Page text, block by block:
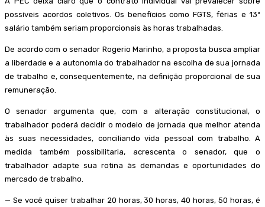
possíveis acordos coletivos. Os benefícios como FGTS, férias e 13º
salário também seriam proporcionais às horas trabalhadas.
De acordo com o senador Rogerio Marinho, a proposta busca ampliar
a liberdade e a autonomia do trabalhador na escolha de sua jornada
de trabalho e, consequentemente, na definição proporcional de sua
remuneração.
O senador argumenta que, com a alteração constitucional, o
trabalhador poderá decidir o modelo de jornada que melhor atenda
às suas necessidades, conciliando vida pessoal com trabalho. A
medida também possibilitaria, acrescenta o senador, que o
trabalhador adapte sua rotina às demandas e oportunidades do
mercado de trabalho.
— Se você quiser trabalhar 20 horas, 30 horas, 40 horas, 50 horas, é